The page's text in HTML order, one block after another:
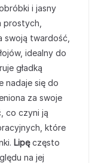
i jasny
swoją twardość,
idealny do
gładką
nadaje się do
za swoje
co czyni ją
które
Lipęczęsto
na jej